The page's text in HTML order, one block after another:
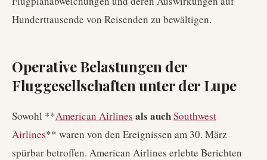
Hunderttausende von Reisenden zu bewältigen.
Operative Belastungen der
Fluggesellschaften unter der Lupe
Sowohl **American Airlines als auchSouthwest
Airlines** waren von den Ereignissen am 30. März
spürbar betroffen. American Airlines erlebte Berichten